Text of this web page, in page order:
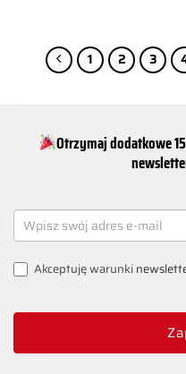
1 2 3
Otrzymaj dodatkowe
NEWSLETTER
SIGNUP
Akceptuję warunki